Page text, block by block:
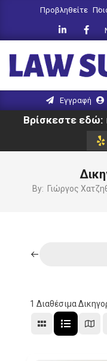
Προβληθείτε
LAW
SUPPORT
Navigation
Εγγραφή
Βρίσκεστε εδώ:
By: Γιώργος
1 Διαθέσιμα